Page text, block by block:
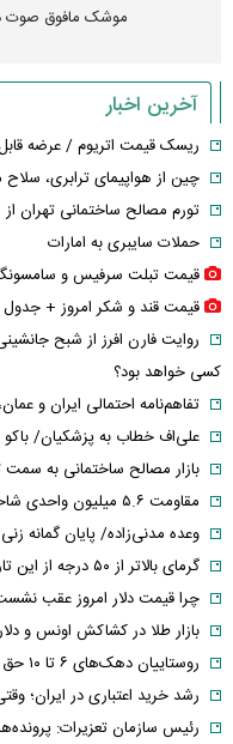
موشک مافوق صوت
آخرین اخبار
ریسک قیمت اتریوم / عرضه
چین از هواپیمای ترابری،
تورم مصالح ساختمانی تهران از ۱۰۰ درصد عبور کرد
حملات سایبری به امارات
قیمت تبلت سرفیس و
قیمت قند و شکر امروز + جدول
روایت فارن افرز از شبح
کسی خواهد بود؟
تفاهم‌نامه احتمالی ایران و
علی‌اف خطاب به پزشکیان/ باکو
بازار مصالح ساختمانی به
مقاومت ۵.۶ میلیون واحدی شاخص کل شکسته شد + جدول
وعده مدنی‌زاده/ پایان گمانه
گرمای بالاتر از ۵۰ درجه از این تاریخ در خوزستان
چرا قیمت دلار امروز عقب
بازار طلا در کشاکش اونس و
روستاییان دهک‌های ۶ تا ۱۰ حق بیمه می‌پردازند
رشد خرید اعتباری در ایران؛
رئیس سازمان تعزیرات: